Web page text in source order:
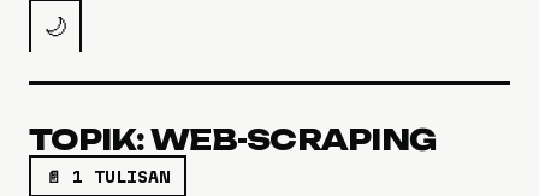
🌙
TOPIK: WEB-SCRAPING
📄 1 TULISAN